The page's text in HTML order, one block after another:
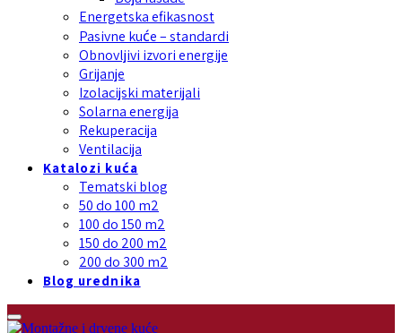
Energetska efikasnost
Pasivne kuće – standardi
Obnovljivi izvori energije
Grijanje
Izolacijski materijali
Solarna energija
Rekuperacija
Ventilacija
Katalozi kuća
Tematski blog
50 do 100 m2
100 do 150 m2
150 do 200 m2
200 do 300 m2
Blog urednika